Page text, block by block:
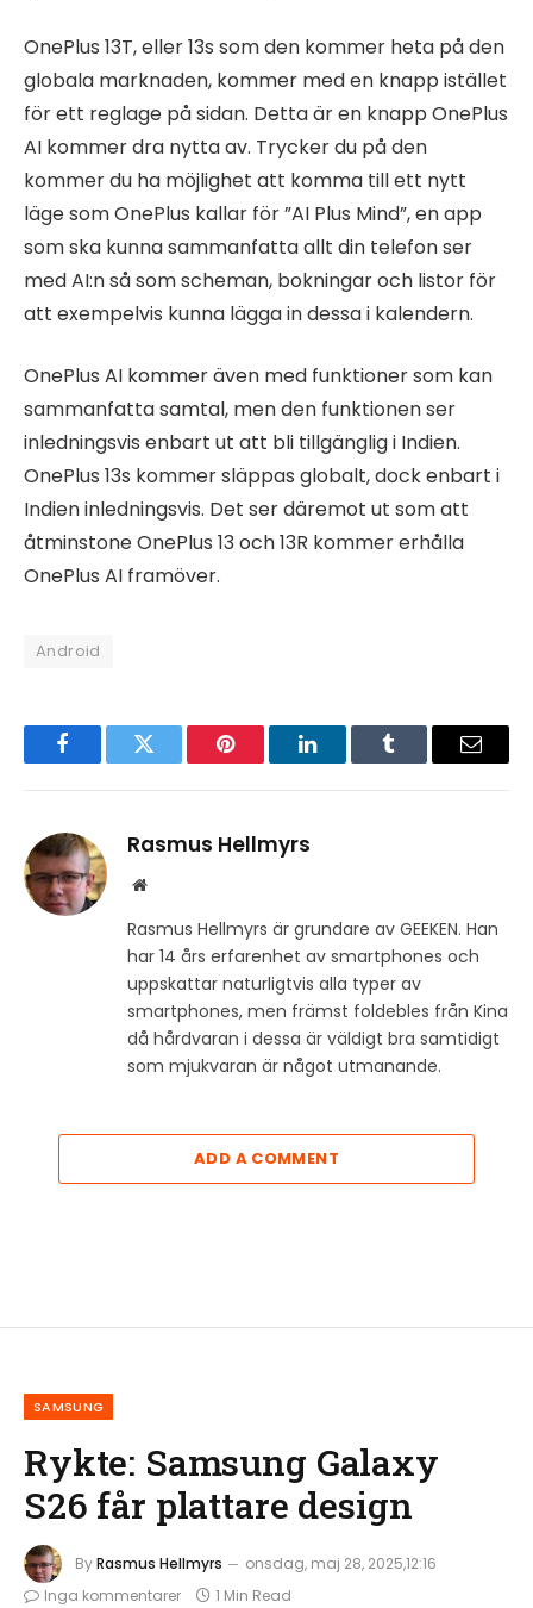
OnePlus 13T, eller 13s som den kommer heta på den
globala marknaden, kommer med en knapp istället
för ett reglage på sidan. Detta är en knapp OnePlus
AI kommer dra nytta av. Trycker du på den
kommer du ha möjlighet att komma till ett nytt
läge som OnePlus kallar för ”AI Plus Mind”, en app
som ska kunna sammanfatta allt din telefon ser
med AI:n så som scheman, bokningar och listor för
att exempelvis kunna lägga in dessa i kalendern.
OnePlus AI kommer även med funktioner som kan
sammanfatta samtal, men den funktionen ser
inledningsvis enbart ut att bli tillgänglig i Indien.
OnePlus 13s kommer släppas globalt, dock enbart i
Indien inledningsvis. Det ser däremot ut som att
åtminstone OnePlus 13 och 13R kommer erhålla
OnePlus AI framöver.
Android
FacebookTwitter Pinterest LinkedInTumblr Email
Rasmus Hellmyrs
Website
Rasmus Hellmyrs är grundare av GEEKEN. Han
har 14 års erfarenhet av smartphones och
uppskattar naturligtvis alla typer av
smartphones, men främst foldebles från Kina
då hårdvaran i dessa är väldigt bra samtidigt
som mjukvaran är något utmanande.
ADD A COMMENT
SAMSUNG
Rykte: Samsung Galaxy
S26 får plattare design
ByRasmus Hellmyrs
onsdag, maj 28, 2025,12:16
Inga kommentarer
1 Min Read